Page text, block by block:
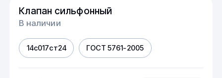
Клапан сильфонный
В наличии
14с017ст24 ГОСТ 5761-2005